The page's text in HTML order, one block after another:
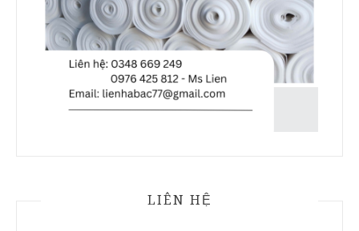
LIÊN HỆ